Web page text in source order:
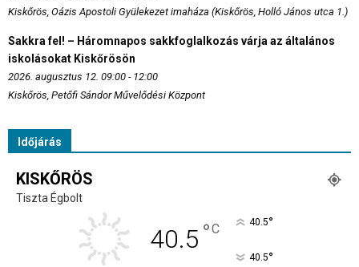
Kiskőrös, Oázis Apostoli Gyülekezet imaháza (Kiskőrös, Holló János utca 1.)
Sakkra fel! – Háromnapos sakkfoglalkozás várja az általános
iskolásokat Kiskőrösön
2026. augusztus 12. 09:00 - 12:00
Kiskőrös, Petőfi Sándor Művelődési Központ
Időjárás
KISKŐRÖS
Tiszta Égbolt
40.5 °C 40.5°
40.5°